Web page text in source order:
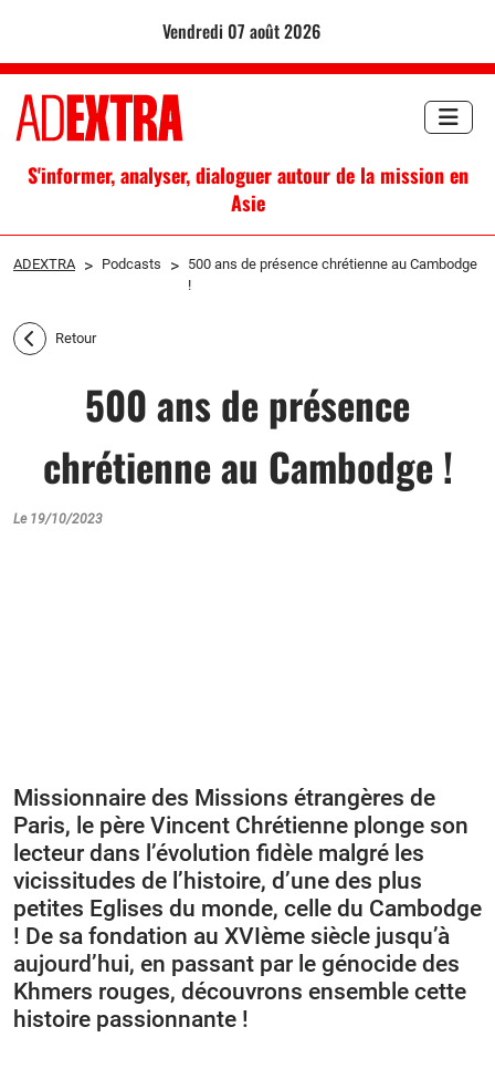
vendredi 07 août 2026
S'informer, analyser, dialoguer autour de la mission en
Asie
ADEXTRA > Podcasts > 500 ans de présence chrétienne au Cambodge
!
Retour
500 ans de présence
chrétienne au Cambodge !
Le 19/10/2023
Missionnaire des Missions étrangères de
Paris, le père Vincent Chrétienne plonge son
lecteur dans l’évolution fidèle malgré les
vicissitudes de l’histoire, d’une des plus
petites Eglises du monde, celle du Cambodge
! De sa fondation au XVIème siècle jusqu’à
aujourd’hui, en passant par le génocide des
Khmers rouges, découvrons ensemble cette
histoire passionnante !